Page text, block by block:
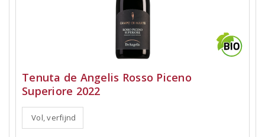
Tenuta de Angelis Rosso Piceno
Superiore 2022
Vol, verfijnd